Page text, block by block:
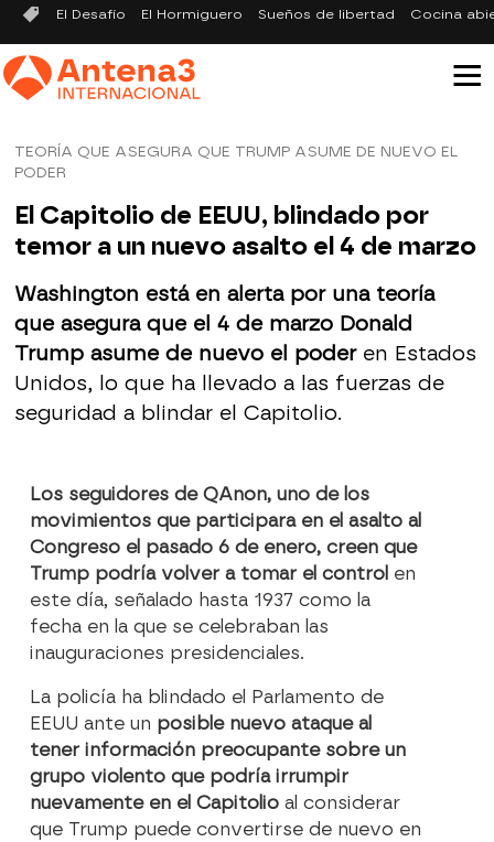
El Desafío El Hormiguero Sueños de libertad Cocina
TEORÍA QUE ASEGURA QUE TRUMP ASUME DE NUEVO EL
PODER
El Capitolio de EEUU, blindado por
temor a un nuevo asalto el 4 de marzo
Washington está en alerta por una teoría
que asegura que el 4 de marzo Donald
Trump asume de nuevo el poderen Estados
Unidos, lo que ha llevado a las fuerzas de
seguridad a blindar el Capitolio.
Los seguidores de QAnon, uno de los
movimientos que participara en el asalto al
Congreso el pasado 6 de enero, creen que
Trump podría volver a tomar el control en
este día, señalado hasta 1937 como la
fecha en la que se celebraban las
inauguraciones presidenciales.
La policía ha blindado el Parlamento de
EEUU ante un posible nuevo ataque al
tener información preocupante sobre un
grupo violento que podría irrumpir
nuevamente en el Capitolioal considerar
que Trump puede convertirse de nuevo en